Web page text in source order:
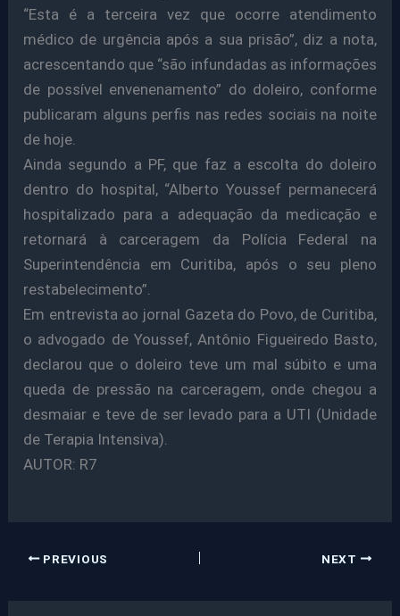
“Esta é a terceira vez que ocorre atendimento
médico de urgência após a sua prisão”, diz a nota,
acrescentando que “são infundadas as informações
de possível envenenamento” do doleiro, conforme
publicaram alguns perfis nas redes sociais na noite
de hoje.
Ainda segundo a PF, que faz a escolta do doleiro
dentro do hospital, “Alberto Youssef permanecerá
hospitalizado para a adequação da medicação e
retornará à carceragem da Polícia Federal na
Superintendência em Curitiba, após o seu pleno
restabelecimento”.
Em entrevista ao jornal Gazeta do Povo, de Curitiba,
o advogado de Youssef, Antônio Figueiredo Basto,
declarou que o doleiro teve um mal súbito e uma
queda de pressão na carceragem, onde chegou a
desmaiar e teve de ser levado para a UTI (Unidade
de Terapia Intensiva).
AUTOR: R7
PREVIOUS NEXT